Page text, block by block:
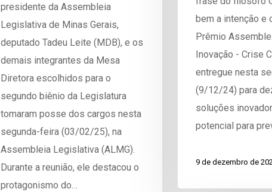
presidente da Assembleia
Legislativa de Minas Gerais,
deputado Tadeu Leite (MDB), e os
demais integrantes da Mesa
Diretora escolhidos para o
segundo biênio da Legislatura
tomaram posse dos cargos nesta
segunda-feira (03/02/25), na
Assembleia Legislativa (ALMG).
Durante a reunião, ele destacou o
protagonismo do…
bem a intenção e
Prêmio
Inovação - Crise
entregue nesta
(9/12/24) para
soluções
potencial para
9 de dezembro de